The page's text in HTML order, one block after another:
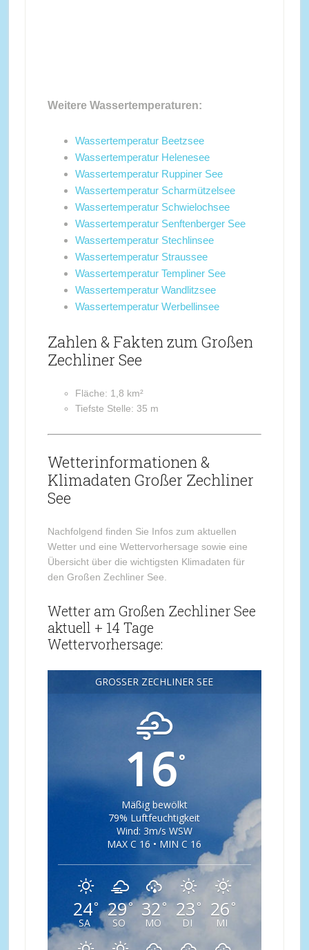
Weitere Wassertemperaturen:
Wassertemperatur Beetzsee
Wassertemperatur Helenesee
Wassertemperatur Ruppiner See
Wassertemperatur Scharmützelsee
Wassertemperatur Schwielochsee
Wassertemperatur Senftenberger See
Wassertemperatur Stechlinsee
Wassertemperatur Straussee
Wassertemperatur Templiner See
Wassertemperatur Wandlitzsee
Wassertemperatur Werbellinsee
Zahlen & Fakten zum Großen
Zechliner See
Fläche: 1,8 km²
Tiefste Stelle: 35 m
Wetterinformationen &
Klimadaten Großer Zechliner
See
Nachfolgend finden Sie Infos zum aktuellen
Wetter und eine Wettervorhersage sowie eine
Übersicht über die wichtigsten Klimadaten für
den Großen Zechliner See.
Wetter am Großen Zechliner See
aktuell + 14 Tage
Wettervorhersage:
GROSSER ZECHLINER SEE
16°
Mäßig bewölkt
79% Luftfeuchtigkeit
Wind: 3m/s WSW
MAX C 16 • MIN C 16
24°
SA
29°
SO
32°
MO
23 °
DI
26 °
MI